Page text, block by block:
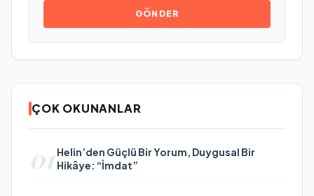
GÖNDER
ÇOK OKUNANLAR
01 Helin’den Güçlü Bir Yorum, Duygusal Bir
Hikâye: “İmdat”